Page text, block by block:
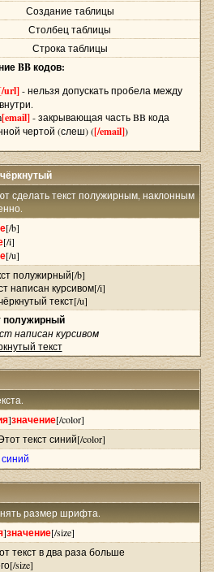
Создание таблицы
Столбец таблицы
Строка таблицы
BB кодов:
url]- нельзя допускать пробела между
[email]- закрывающая часть BB кода
чертой (слеш) ([/email])
сделать текст полужирным, наклонным
[/b]
[/i]
[/u]
полужирный[/b]
написан курсивом[/i]
текст[/u]
полужирный
написан курсивом
текст
]значение[/color]
текст синий[/color]
размер шрифта.
]значение[/size]
текст в два раза больше
size]